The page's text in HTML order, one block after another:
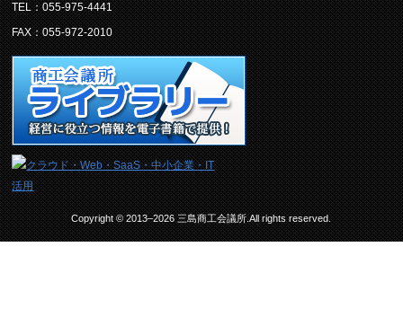
TEL：055-975-4441
FAX：055-972-2010
Copyright © 2013–2026 三島商工会議所.All rights reserved.